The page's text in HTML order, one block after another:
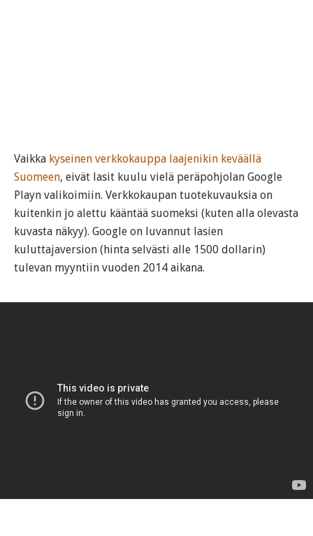
Vaikka kyseinen verkkokauppa laajenikin keväällä
Suomeen, eivät lasit kuulu vielä peräpohjolan Google
Playn valikoimiin. Verkkokaupan tuotekuvauksia on
kuitenkin jo alettu kääntää suomeksi (kuten alla olevasta
kuvasta näkyy). Google on luvannut lasien
kuluttajaversion (hinta selvästi alle 1500 dollarin)
tulevan myyntiin vuoden 2014 aikana.